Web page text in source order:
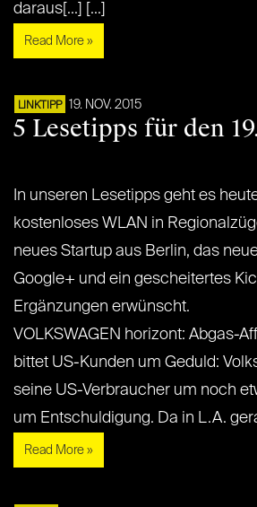
daraus[...] [...]
Read More »
LINKTIPP 19. NOV. 2015
5 Lesetipps für den
In unseren Lesetipps geht es
kostenloses WLAN in
neues Startup aus Berlin, das
Google+ und ein gescheitertes
Ergänzungen erwünscht.
VOLKSWAGEN horizont: Abgas-
bittet US-Kunden um Geduld:
seine US-Verbraucher um noch
um Entschuldigung. Da in L.A.
Read More »